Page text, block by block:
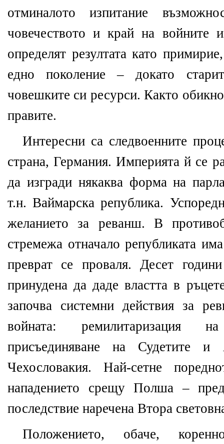
отминалото изпитание
човечеството и край на войните
определят резултата като
едно поколение – докато
човешките си ресурси. Както
правите.
Интересни са следвоенните
страна, Германия.Империята й се
да изгради някаква форма на
т.н. Ваймарска република.
желанието за реванш. В
стремежа отначало републиката
преврат се проваля. Десет
принудена да даде властта в
започва системни действия за
войната: ремилитаризация
присъединяване на Судетите и
Чехословакия. Най-сетне
нападението срещу Полша –
последствие наречена Втора
Положението, обаче,